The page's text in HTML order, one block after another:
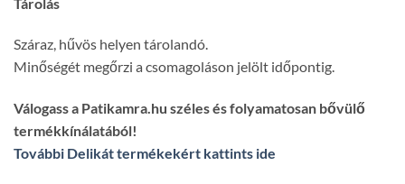
Száraz, hűvös helyen tárolandó.
Minőségét megőrzi a csomagoláson jelölt időpontig.
Válogass a Patikamra.hu széles és folyamatosan bővülő
termékkínálatából!
További Delikát termékekért kattints ide